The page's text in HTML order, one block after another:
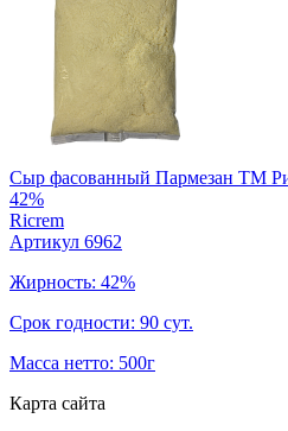
Сыр фасованный Пармезан ТМ
42%
Ricrem
Артикул 6962
Жирность: 42%
Срок годности: 90 сут.
Масса нетто: 500г
Карта сайта